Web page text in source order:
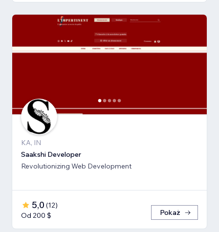
KA, IN
Saakshi Developer
Revolutionizing Web Development
5,0 (12)
Od 200 $
Pokaż